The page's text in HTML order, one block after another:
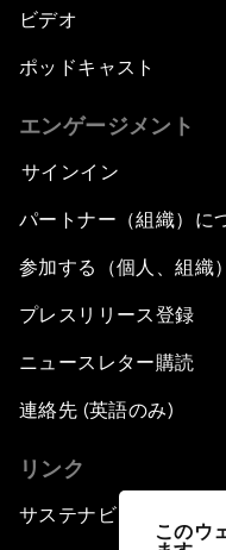
このウ
ビデオ
ポッドキャスト
エンゲージメント
サインイン
パートナー（組織）に
参加する（個人、組織）
プレスリリース登録
ニュースレター購読
連絡先 (英語のみ)
リンク
サステナビリティへの